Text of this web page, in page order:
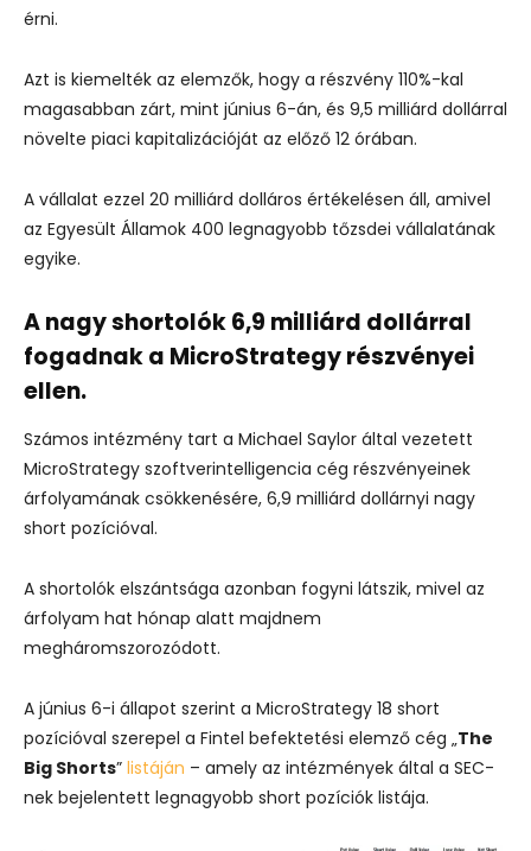
érni.
Azt is kiemelték az elemzők, hogy a részvény 110%-kal
magasabban zárt, mint június 6-án, és 9,5 milliárd dollárral
növelte piaci kapitalizációját az előző 12 órában.
A vállalat ezzel 20 milliárd dolláros értékelésen áll, amivel
az Egyesült Államok 400 legnagyobb tőzsdei vállalatának
egyike.
A nagy shortolók 6,9 milliárd dollárral
fogadnak a MicroStrategy részvényei
ellen.
Számos intézmény tart a Michael Saylor által vezetett
MicroStrategy szoftverintelligencia cég részvényeinek
árfolyamának csökkenésére, 6,9 milliárd dollárnyi nagy
short pozícióval.
A shortolók elszántsága azonban fogyni látszik, mivel az
árfolyam hat hónap alatt majdnem
megháromszorozódott.
A június 6-i állapot szerint a MicroStrategy 18 short
pozícióval szerepel a Fintel befektetési elemző cég „The
Big Shorts” listáján – amely az intézmények által a SEC-
nek bejelentett legnagyobb short pozíciók listája.